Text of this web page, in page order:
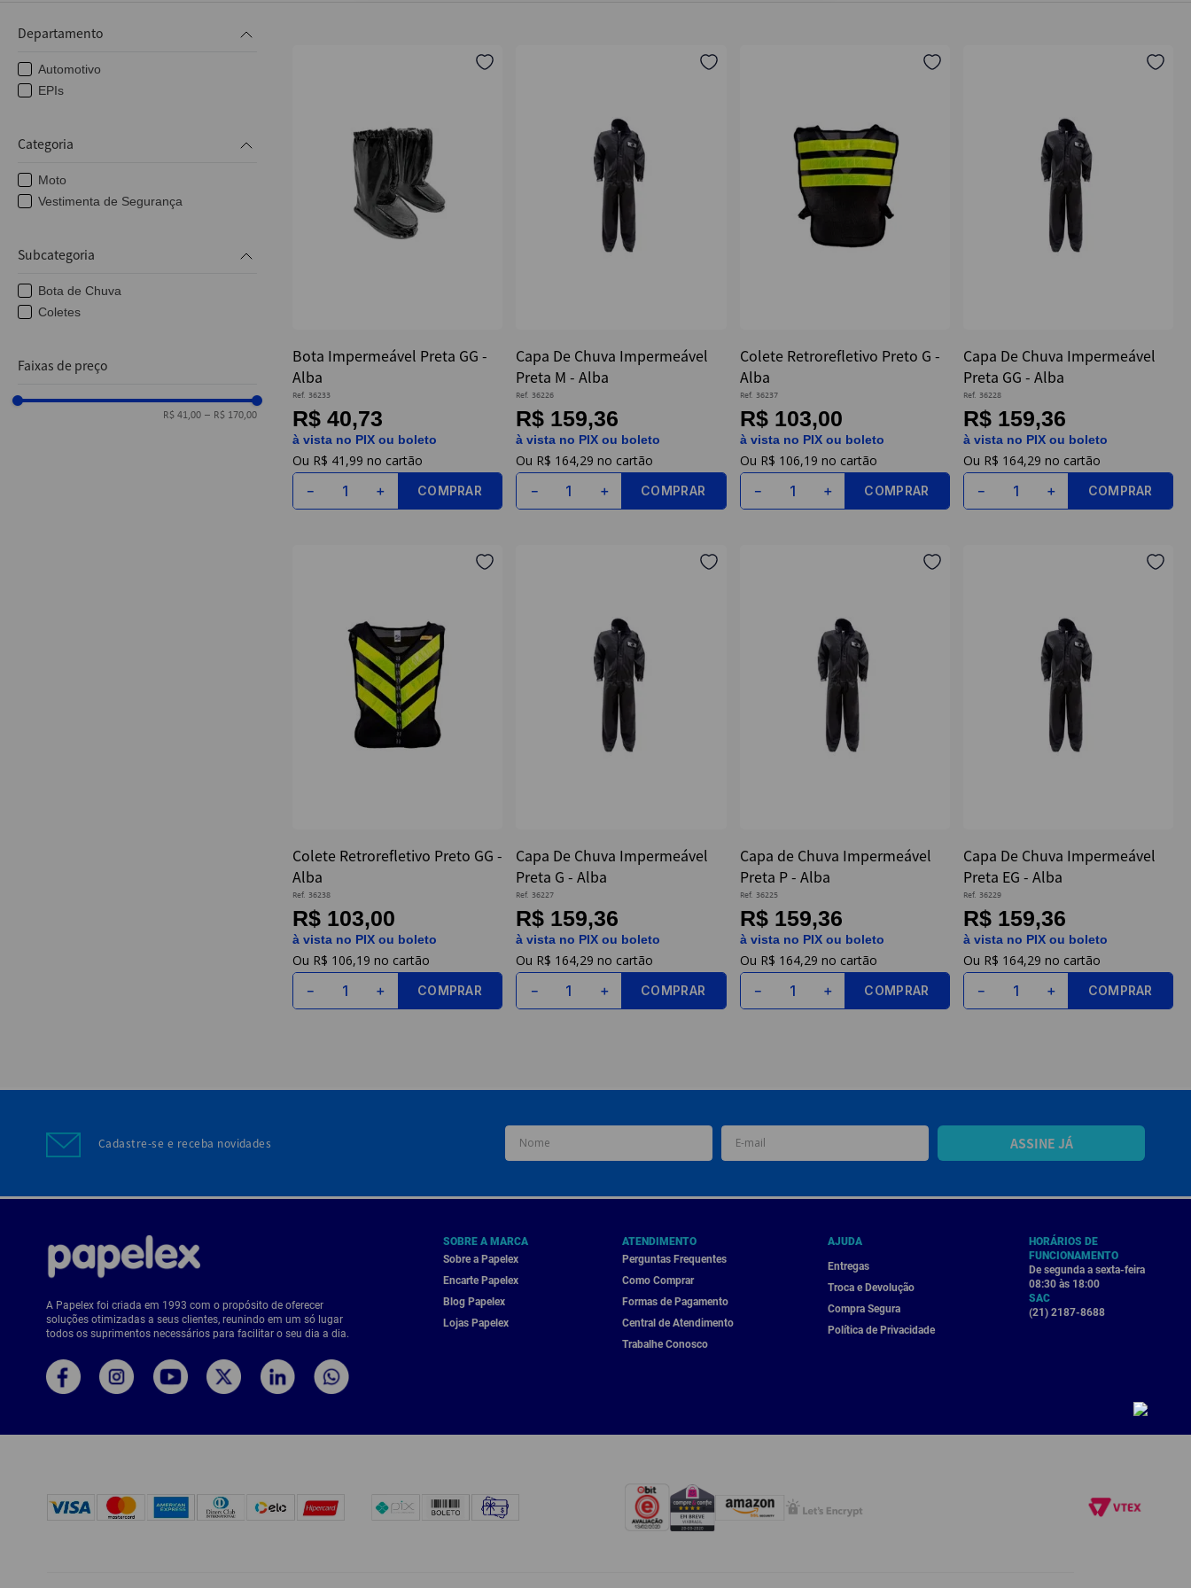
Departamento
Automotivo
EPIs
Categoria
Moto
Vestimenta de Segurança
Subcategoria
Bota de Chuva
Coletes
Faixas de preço
R$ 41,00 – R$ 170,00
Bota Impermeável Preta GG -
Alba
Ref. 36233
R$ 40,73
à vista no PIX ou boleto
R$ 41 ,99
＋
－ COMPRAR
Capa De Chuva Impermeável
Preta M - Alba
Ref. 36226
R$ 159,36
à vista no PIX ou boleto
R$ 164,29
＋
－ COMPRAR
Colete Retrorefletivo Preto G -
Alba
Ref. 36237
R$ 103,00
à vista no PIX ou boleto
R$ 106,19
＋
－ COMPRAR
Capa De Chuva Impermeável
Preta GG - Alba
Ref. 36228
R$ 159,36
à vista no PIX ou boleto
R$ 164,29
＋
－ COMPRAR
Colete Retrorefletivo Preto GG -
Alba
Ref. 36238
R$ 103,00
à vista no PIX ou boleto
R$ 106,19
＋
－ COMPRAR
Capa De Chuva Impermeável
Preta G - Alba
Ref. 36227
R$ 159,36
à vista no PIX ou boleto
R$ 164,29
＋
－ COMPRAR
Capa de Chuva Impermeável
Preta P - Alba
Ref. 36225
R$ 159,36
à vista no PIX ou boleto
R$ 164,29
＋
－ COMPRAR
Capa De Chuva Impermeável
Preta EG - Alba
Ref. 36229
R$ 159,36
à vista no PIX ou boleto
R$ 164,29
＋
－ COMPRAR
Cadastre-se e receba novidades ASSINE JÁ
A Papelex foi criada em 1993 com o propósito de oferecer
soluções otimizadas a seus clientes, reunindo em um só lugar
todos os suprimentos necessários para facilitar o seu dia a dia.
SOBRE A MARCA
Sobre a Papelex
Encarte Papelex
Blog Papelex
Lojas Papelex
ATENDIMENTO
Perguntas Frequentes
Como Comprar
Formas de Pagamento
Central de Atendimento
Trabalhe Conosco
AJUDA
Entregas
Troca e Devolução
Compra Segura
Política de Privacidade
HORÁRIOS DE
FUNCIONAMENTO
De segunda a sexta-feira
08:30 às 18:00
SAC
(21) 2187-8688